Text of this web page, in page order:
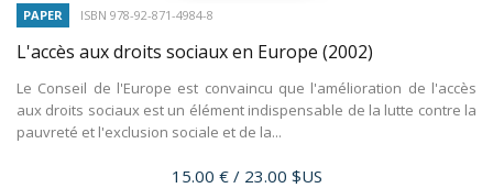
PAPER ISBN 978-92-871-4984-8
L'accès aux droits sociaux en Europe (2002)
Le Conseil de l'Europe est convaincu que l'amélioration de l'accès
aux droits sociaux est un élément indispensable de la lutte contre la
pauvreté et l'exclusion sociale et de la...
Price
15.00 € / 23.00 $US